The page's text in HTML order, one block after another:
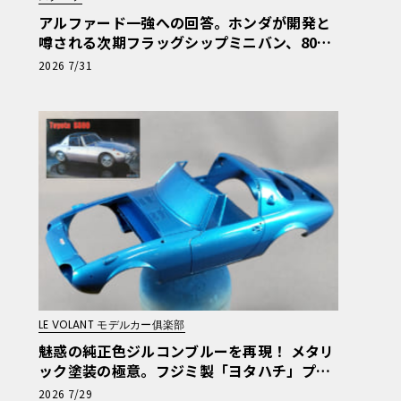
アルファード一強への回答。ホンダが開発と
噂される次期フラッグシップミニバン、800
万円超の勝算【予想CG】
2026 7/31
LE VOLANT モデルカー俱楽部
魅惑の純正色ジルコンブルーを再現！ メタリ
ック塗装の極意。フジミ製「ヨタハチ」プラ
モをイマドキ流の作り方で仕上げてみよう！
2026 7/29